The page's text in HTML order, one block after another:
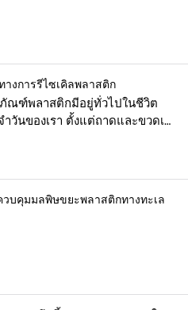
างการรีไซเคิลพลาสติก
ณฑ์พลาสติกมีอยู่ทั่วไปในชีวิต
ำวันของเรา ตั้งแต่ถาดและขวดเจ
วบคุมมลพิษขยะพลาสติกทางทะเล